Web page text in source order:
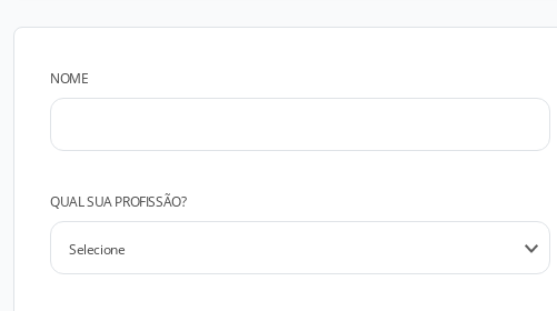
NOME
QUAL SUA PROFISSÃO?